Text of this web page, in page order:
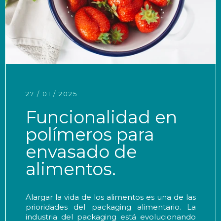
27 / 01 / 2025
Funcionalidad en
polímeros para
envasado de
alimentos.
Alargar la vida de los alimentos es una de las
prioridades del packaging alimentario. La
industria del packaging está evolucionando